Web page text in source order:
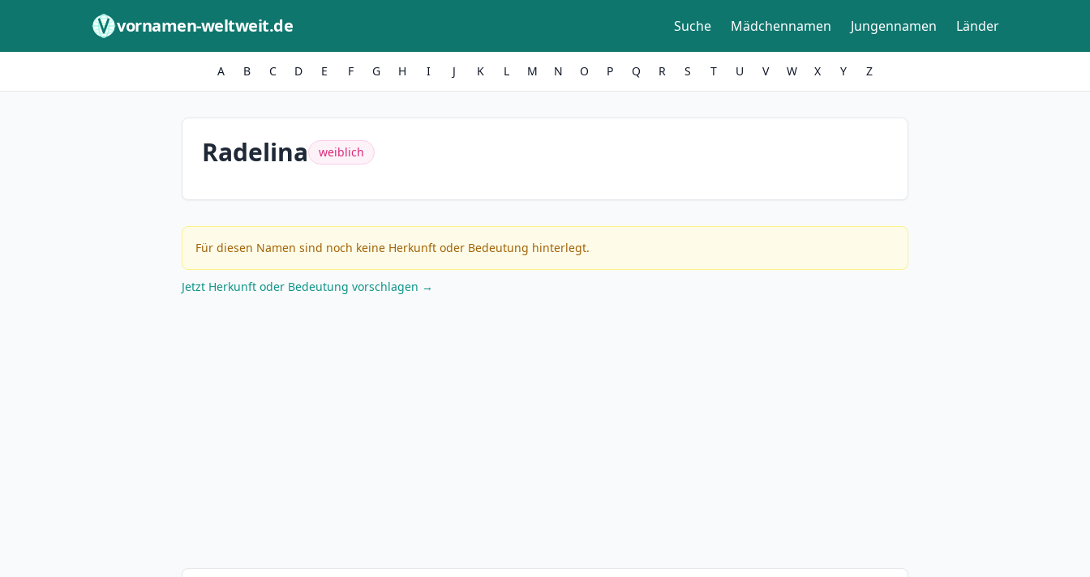
vornamen-weltweit.de Suche Mädchennamen Jungennamen Länder
A B C D E F G H I J K L M N O P Q R S T U V W X Y Z
Radelina weiblich
Für diesen Namen sind noch keine Herkunft oder Bedeutung hinterlegt.
Jetzt Herkunft oder Bedeutung vorschlagen →